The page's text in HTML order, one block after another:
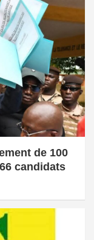
de 100
candidats